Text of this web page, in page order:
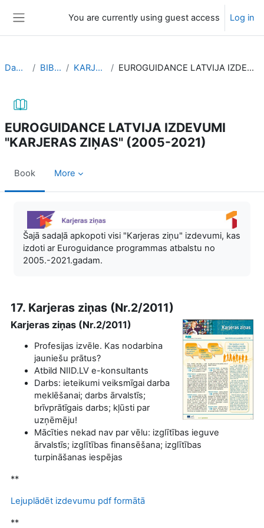
You are currently using guest access Log in
Dashboard BIBLIOTEKA KARJERAS ZIŅAS EUROGUIDANCE LATVIJA IZDEVUMI "KARJERAS ZIŅAS" (2005-2021)
EUROGUIDANCE LATVIJA IZDEVUMI
"KARJERAS ZIŅAS" (2005-2021)
Book More
Šajā sadaļā apkopoti visi "Karjeras ziņu" izdevumi, kas
izdoti ar Euroguidance programmas atbalstu no
2005.-2021.gadam.
17. Karjeras ziņas (Nr.2/2011)
Karjeras ziņas (Nr.2/2011)
Profesijas izvēle. Kas nodarbina
jauniešu prātus?
Atbild NIID.LV e-konsultants
Darbs: ieteikumi veiksmīgai darba
meklēšanai; darbs ārvalstīs;
brīvprātīgais darbs; kļūsti par
uzņēmēju!
Mācīties nekad nav par vēlu: izglītības ieguve
ārvalstīs; izglītības finansēšana; izglītības
turpināšanas iespējas
**
Lejuplādēt izdevumu pdf formātā
**